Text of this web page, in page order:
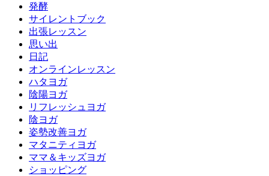
発酵
サイレントブック
出張レッスン
思い出
日記
オンラインレッスン
ハタヨガ
陰陽ヨガ
リフレッシュヨガ
陰ヨガ
姿勢改善ヨガ
マタニティヨガ
ママ＆キッズヨガ
ショッピング